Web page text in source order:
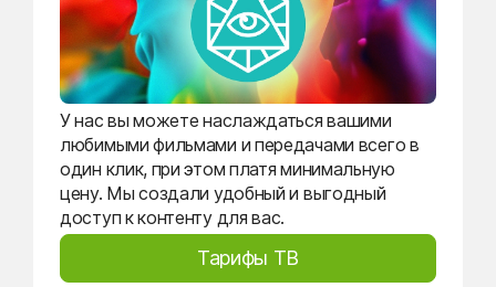
У нас вы можете наслаждаться вашими
любимыми фильмами и передачами всего в
один клик, при этом платя минимальную
цену. Мы создали удобный и выгодный
доступ к контенту для вас.
Тарифы ТВ